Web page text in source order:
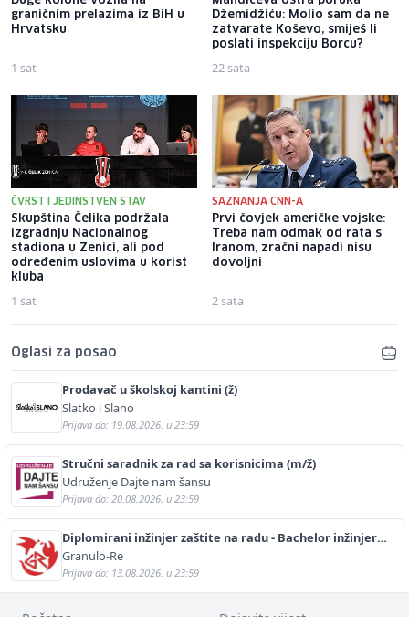
graničnim prelazima iz BiH u
Hrvatsku
1 sat
Džemidžiću: Molio sam da ne
zatvarate Koševo, smiješ li
poslati inspekciju Borcu?
22 sata
ČVRST I JEDINSTVEN STAV
Skupština Čelika podržala
izgradnju Nacionalnog
stadiona u Zenici, ali pod
određenim uslovima u korist
kluba
1 sat
SAZNANJA CNN-A
Prvi čovjek američke vojske:
Treba nam odmak od rata s
Iranom, zračni napadi nisu
dovoljni
2 sata
Oglasi za posao
Prodavač u školskoj kantini (ž)
Slatko i Slano
Prijava do: 19.08.2026. u 23:59
Stručni saradnik za rad sa korisnicima (m/ž)
Udruženje Dajte nam šansu
Prijava do: 20.08.2026. u 23:59
Diplomirani inžinjer zaštite na radu - Bachelor inžinjer
sigurnosti i pomoći (m/ž)
Granulo-Re
Prijava do: 13.08.2026. u 23:59